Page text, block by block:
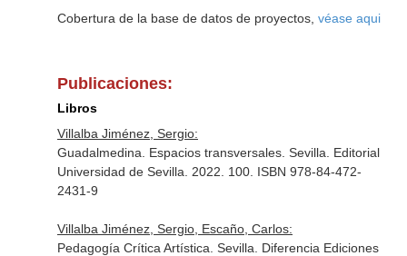
Cobertura de la base de datos de proyectos, véase aqui
Publicaciones:
Libros
Villalba Jiménez, Sergio:
Guadalmedina. Espacios transversales. Sevilla. Editorial
Universidad de Sevilla. 2022. 100. ISBN 978-84-472-
2431-9
Villalba Jiménez, Sergio, Escaño, Carlos:
Pedagogía Crítica Artística. Sevilla. Diferencia Ediciones